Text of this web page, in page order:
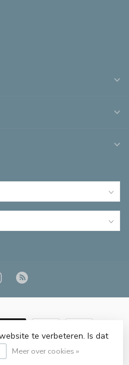
Lis & Lou
te verbeteren. Is dat
Meer over cookies »